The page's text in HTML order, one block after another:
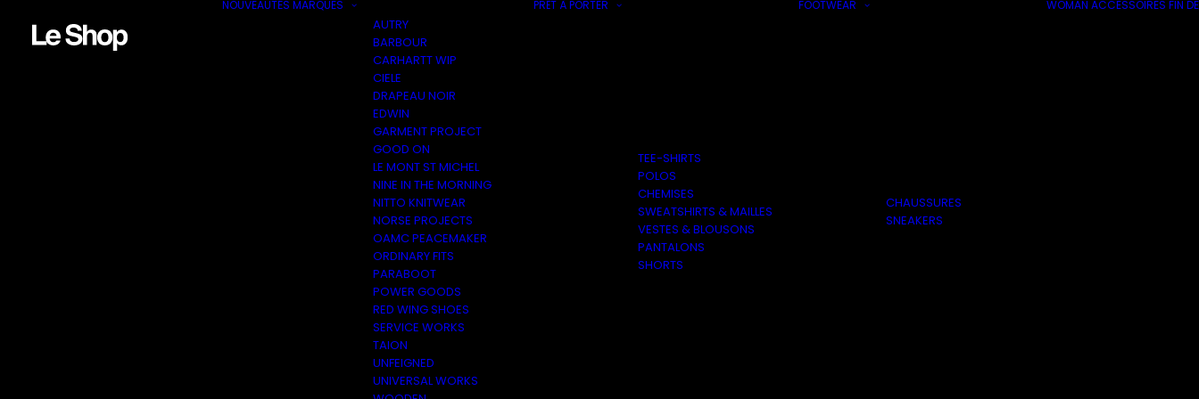
NOUVEAUTÉS MARQUES
AUTRY
BARBOUR
CARHARTT WIP
CIELE
DRAPEAU NOIR
EDWIN
GARMENT PROJECT
GOOD ON
LE MONT ST MICHEL
NINE IN THE MORNING
NITTO KNITWEAR
NORSE PROJECTS
OAMC PEACEMAKER
ORDINARY FITS
PARABOOT
POWER GOODS
RED WING SHOES
SERVICE WORKS
TAION
UNFEIGNED
UNIVERSAL WORKS
PRÊT À PORTER
TEE-SHIRTS
POLOS
CHEMISES
SWEATSHIRTS & MAILLES
VESTES & BLOUSONS
PANTALONS
SHORTS
FOOTWEAR
CHAUSSURES
SNEAKERS
WOMAN ACCESSOIRES FIN